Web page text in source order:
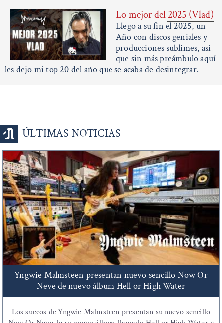
Lo mejor del 2025 (Vlad)
Llego a su fin el 2025, un
Año con discos geniales y
producciones sublimes, así
que sin más preámbulo aquí
les dejo mi top 20 del año que se acaba de desintegrar.
ÚLTIMAS NOTICIAS
Yngwie Malmsteen presentan nuevo sencillo Now Or
Neve de nuevo álbum Hell or High Water
Los suecos de Yngwie Malmsteen presentan su nuevo sencillo